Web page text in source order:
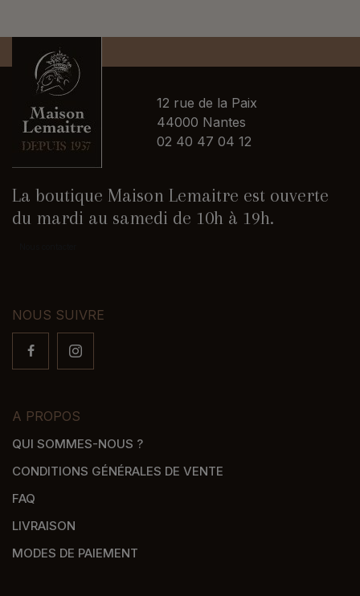
12 rue de la Paix
44000 Nantes
02 40 47 04 12
La boutique Maison Lemaitre est ouverte
du mardi au samedi de 10h à 19h.
NOUS SUIVRE
A PROPOS
QUI SOMMES-NOUS ?
CONDITIONS GÉNÉRALES DE VENTE
FAQ
LIVRAISON
MODES DE PAIEMENT